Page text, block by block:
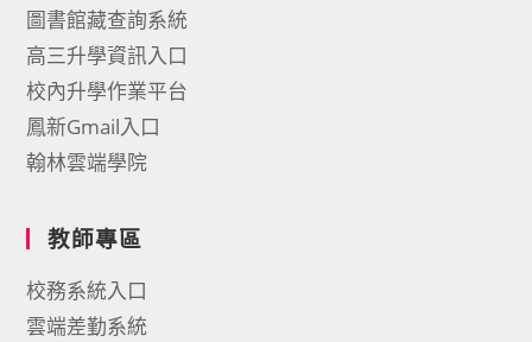
圖書館藏查詢系統
高三升學資訊入口
校內升學作業平台
鳳新Gmail入口
翰林雲端學院
教師專區
校務系統入口
雲端差勤系統